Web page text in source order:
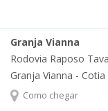
Granja Vianna
Rodovia Raposo
Granja Vianna - Cotia
Como chegar